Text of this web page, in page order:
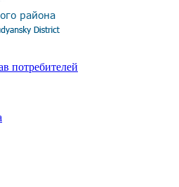
потребителей